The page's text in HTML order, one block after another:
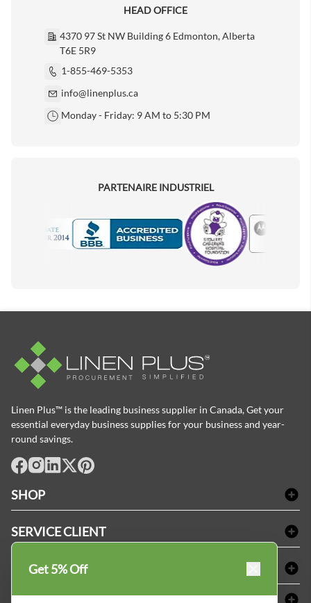
HEAD OFFICE
4370 97 St NW Building 6 Edmonton, Alberta
T6E 5R9
1-855-469-5353
info@linenplus.ca
Monday - Friday: 9 AM to 5:30 PM
PARTENAIRE INDUSTRIEL
Motorola
Linen Plus™ is the leading business supplier in Canada, Get your
essential everyday business supplies for your business and year-
round savings.
SHOP
Produits d'accueil & Fournitures pour chambre d'invités
SERVICE CLIENT
FAQs
Refund & Return
ACHETER CHEZ LINEN PLUS
Politique d'alignement des prix
ABOUT LINEN PLUS
Get 5% Off